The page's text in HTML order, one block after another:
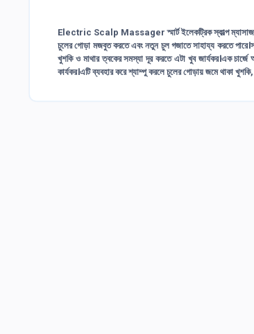
Electric Scalp Massager স্মার্ট ইলেকট্রিক স্কাল্প ম্যাসাজার:
চুলের গোড়া মজবুত করতে এবং নতুন চুল গজাতে সাহায্য করতে
খুশকি ও মাথার ত্বকের সমস্যা দূর করতে এটা খুব জার্যকর।এক
কার্যকর।এটি ব্যবহার করে শ্যাম্পু করলে চুলের গোড়ায় জমে থাকা